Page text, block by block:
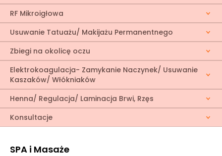
RF Mikroigłowa
Usuwanie Tatuażu/ Makijażu Permanentnego
Zbiegi na okolicę oczu
Elektrokoagulacja- Zamykanie Naczynek/ Usuwanie
Kaszaków/ Włókniaków
Henna/ Regulacja/ Laminacja Brwi, Rzęs
Konsultacje
SPA i Masaże